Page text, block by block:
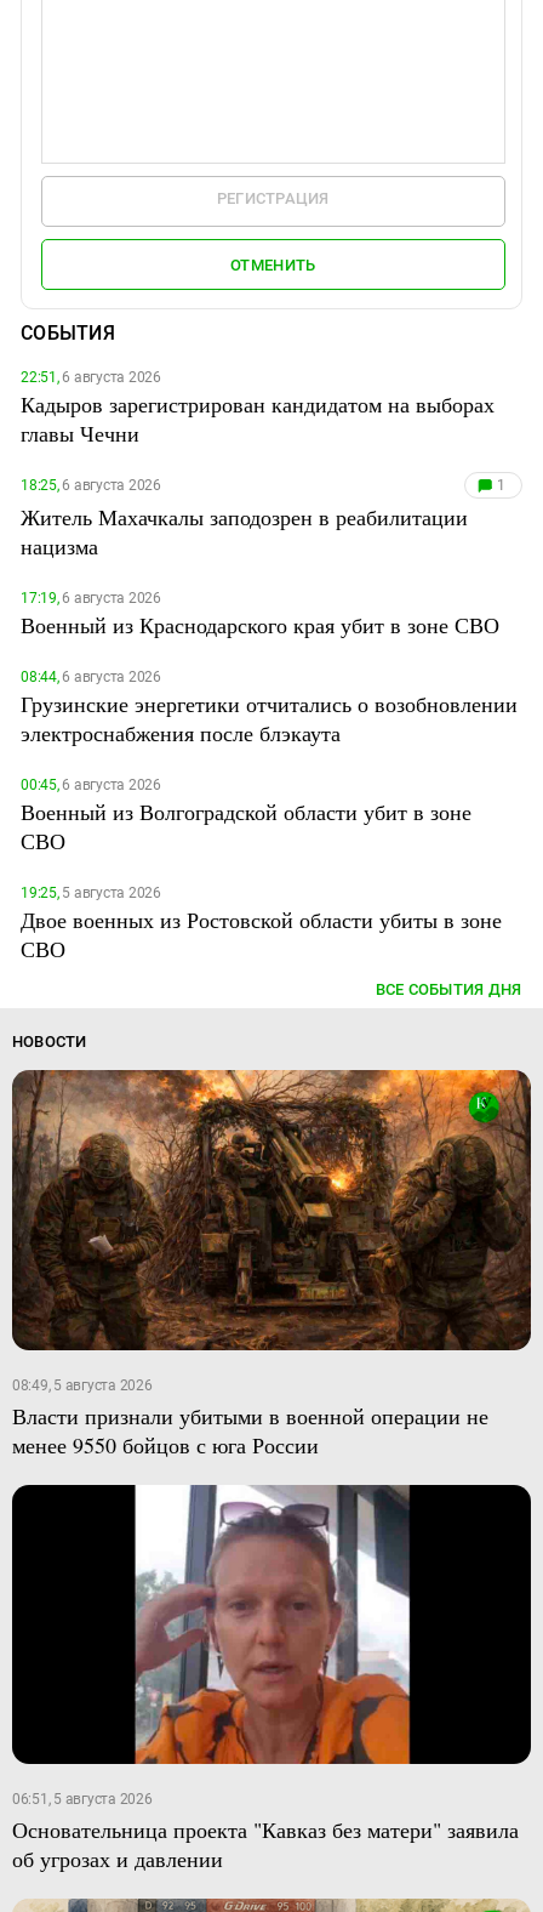
РЕГИСТРАЦИЯ
ОТМЕНИТЬ
СОБЫТИЯ
22:51,6 августа 2026
Кадыров зарегистрирован кандидатом на выборах
главы Чечни
18:25,6 августа 2026 1
Житель Махачкалы заподозрен в реабилитации
нацизма
17:19,6 августа 2026
Военный из Краснодарского края убит в зоне СВО
08:44,6 августа 2026
Грузинские энергетики отчитались о возобновлении
электроснабжения после блэкаута
00:45,6 августа 2026
Военный из Волгоградской области убит в зоне
СВО
19:25,5 августа 2026
Двое военных из Ростовской области убиты в зоне
СВО
ВСЕ СОБЫТИЯ ДНЯ
НОВОСТИ
08:49, 5 августа 2026
Власти признали убитыми в военной операции не
менее 9550 бойцов с юга России
06:51, 5 августа 2026
Основательница проекта "Кавказ без матери" заявила
об угрозах и давлении